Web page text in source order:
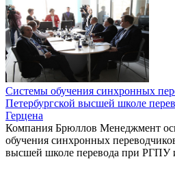
Системы обучения синхронных
Петербургской высшей школе
Герцена
Компания Брюллов Менеджмент
обучения синхронных
высшей школе перевода при РГПУ